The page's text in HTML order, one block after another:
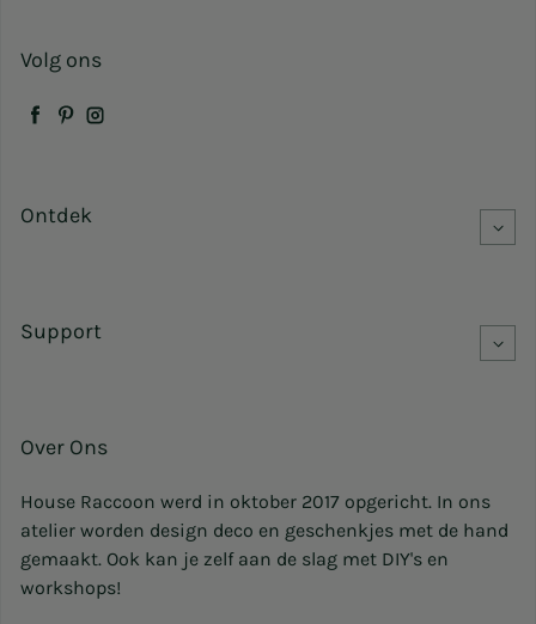
Volg ons
Facebook
Pinterest
Instagram
Ontdek
Support
Over Ons
House Raccoon werd in oktober 2017 opgericht. In ons
atelier worden design deco en geschenkjes met de hand
gemaakt. Ook kan je zelf aan de slag met DIY's en
workshops!